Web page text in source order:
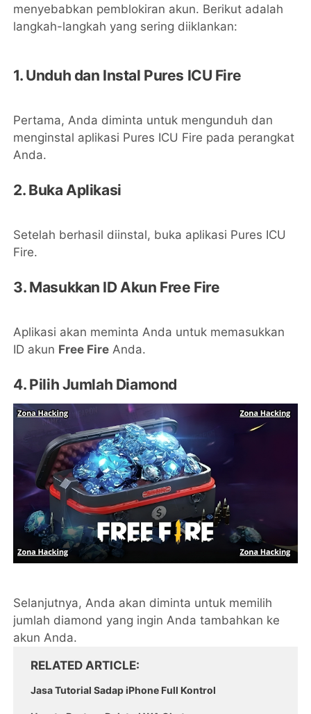
menyebabkan pemblokiran akun. Berikut adalah
langkah-langkah yang sering diiklankan:
1. Unduh dan Instal Pures ICU Fire
Pertama, Anda diminta untuk mengunduh dan
menginstal aplikasi Pures ICU Fire pada perangkat
Anda.
2. Buka Aplikasi
Setelah berhasil diinstal, buka aplikasi Pures ICU
Fire.
3. Masukkan ID Akun Free Fire
Aplikasi akan meminta Anda untuk memasukkan
ID akun Free Fire Anda.
4. Pilih Jumlah Diamond
Selanjutnya, Anda akan diminta untuk memilih
jumlah diamond yang ingin Anda tambahkan ke
akun Anda.
RELATED ARTICLE
Jasa Tutorial Sadap iPhone Full Kontrol